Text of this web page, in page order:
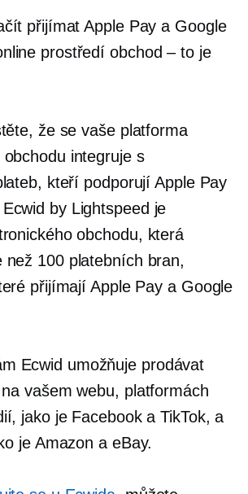
přijímat Apple Pay a Google
prostředíobchod – to je
že se vaše platforma
integruje s
kteří podporují Apple Pay
by Lightspeed je
obchodu, která
než 100 platebních bran,
přijímají Apple Pay a Google
Ecwid umožňuje prodávat
vašem webu, platformách
jako je Facebook a TikTok, a
je Amazon a eBay.